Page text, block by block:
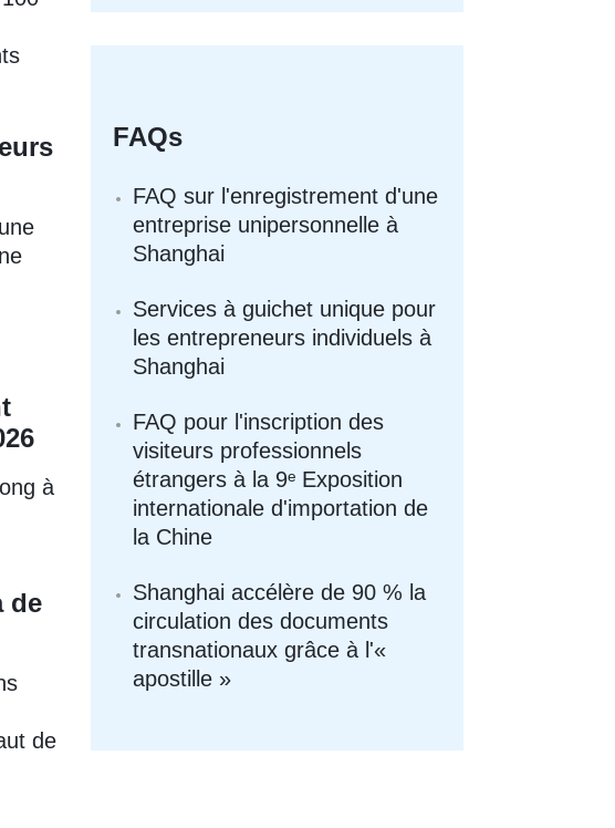
à
de
de
FAQs
FAQ sur l'enregistrement d'une
entreprise unipersonnelle à
Shanghai
Services à guichet unique pour
les entrepreneurs individuels à
Shanghai
FAQ pour l'inscription des
visiteurs professionnels
étrangers à la 9ᵉ Exposition
internationale d'importation de
la Chine
Shanghai accélère de 90 % la
circulation des documents
transnationaux grâce à l'«
apostille »